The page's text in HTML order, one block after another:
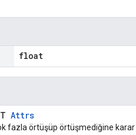
float
Attrs
fazla örtüşüp örtüşmediğine